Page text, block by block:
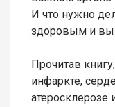
И что нужно
здоровым и
Прочитав
инфаркте,
атеросклерозе